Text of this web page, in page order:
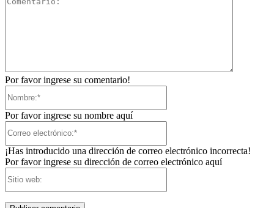
Por favor ingrese su comentario!
Por favor ingrese su nombre aquí
¡Has introducido una dirección de correo electrónico incorrecta!
Por favor ingrese su dirección de correo electrónico aquí